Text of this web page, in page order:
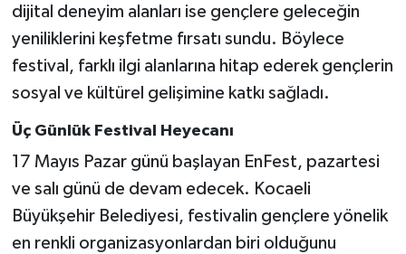
dijital deneyim alanları ise gençlere geleceğin
yeniliklerini keşfetme fırsatı sundu. Böylece
festival, farklı ilgi alanlarına hitap ederek gençlerin
sosyal ve kültürel gelişimine katkı sağladı.
Üç Günlük Festival Heyecanı
17 Mayıs Pazar günü başlayan EnFest, pazartesi
ve salı günü de devam edecek. Kocaeli
Büyükşehir Belediyesi, festivalin gençlere yönelik
en renkli organizasyonlardan biri olduğunu